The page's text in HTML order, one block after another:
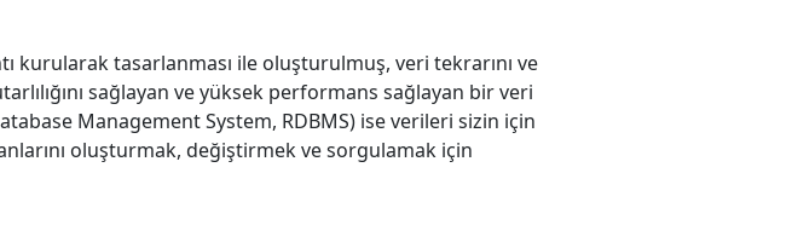
kurularak tasarlanması ile oluşturulmuş, veri tekrarını ve
sağlayan ve yüksek performans sağlayan bir veri
Management System, RDBMS) ise verileri sizin için
oluşturmak, değiştirmek ve sorgulamak için